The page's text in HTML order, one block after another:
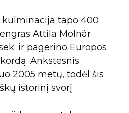
kulminacija tapo 400
Attila Molnár
ir pagerino Europos
Ankstesnis
2005 metų, todėl šis
istorinį svorį.